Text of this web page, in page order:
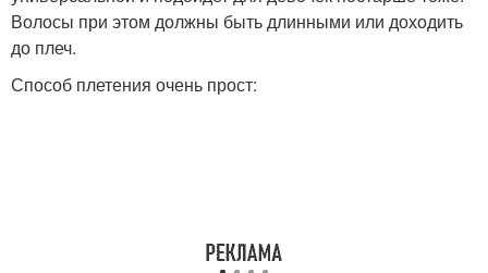
Волосы при этом должны быть длинными или доходить
до плеч.
Способ плетения очень прост: